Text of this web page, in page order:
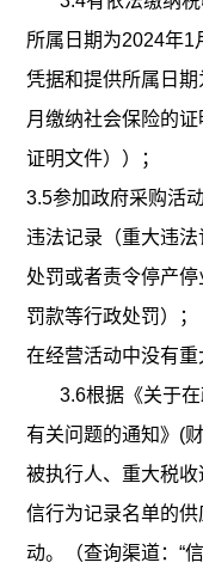
所属日期为2024年1
凭据和提供所属日
月缴纳社会保险的
证明文件））；
3.5参加政府采购活
违法记录（重大违
处罚或者责令停产
罚款等行政处罚）
在经营活动中没有重
3.6根据《关于
有关问题的通知》 (
被执行人、重大税
信行为记录名单的
动。（查询渠道：“